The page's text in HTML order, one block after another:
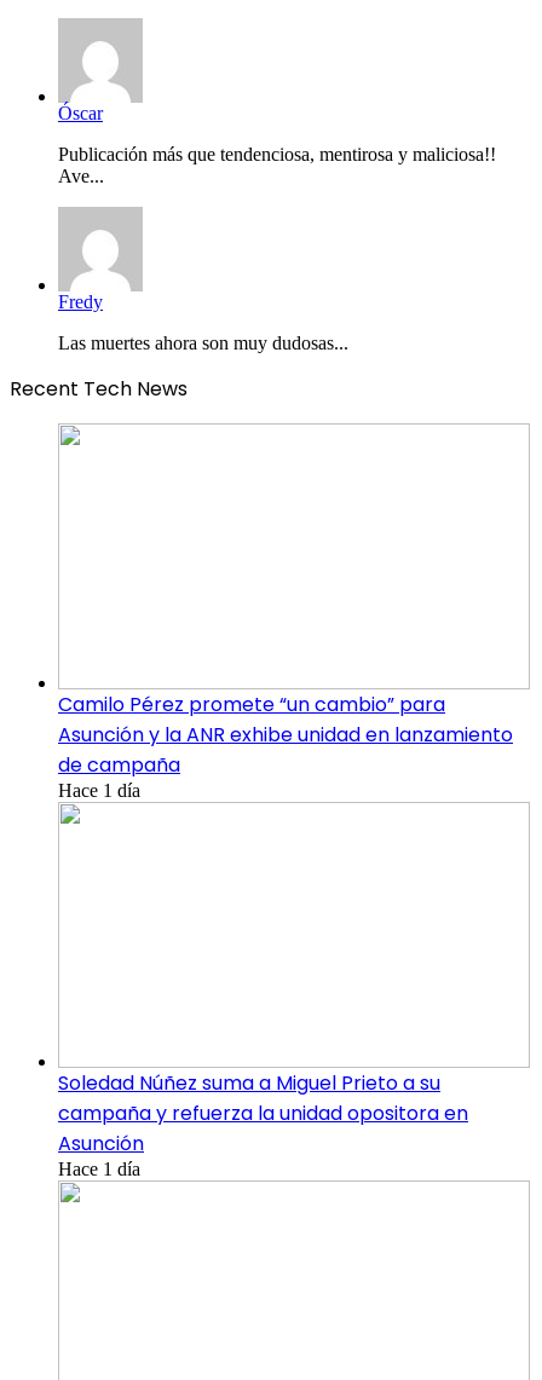
Óscar
Publicación más que tendenciosa, mentirosa y maliciosa!!
Ave...
Fredy
Las muertes ahora son muy dudosas...
Recent Tech News
Camilo Pérez promete “un cambio” para
Asunción y la ANR exhibe unidad en lanzamiento
de campaña
Hace 1 día
Soledad Núñez suma a Miguel Prieto a su
campaña y refuerza la unidad opositora en
Asunción
Hace 1 día